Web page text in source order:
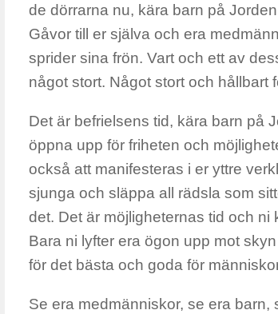
de dörrarna nu, kära barn på
Gåvor till er själva och era
sprider sina frön. Vart och ett av
något stort. Något stort och hållbart
Det är befrielsens tid, kära barn på
öppna upp för friheten och
också att manifesteras i er yttre
sjunga och släppa all rädsla som
det. Det är möjligheternas tid och ni
Bara ni lyfter era ögon upp mot
för det bästa och goda för
Se era medmänniskor, se era barn,